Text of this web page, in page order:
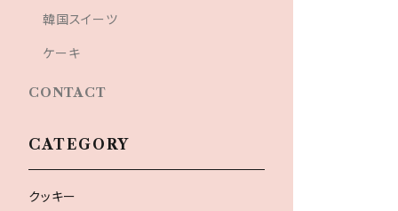
韓国スイーツ
ケーキ
CONTACT
CATEGORY
クッキー